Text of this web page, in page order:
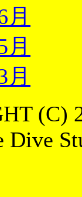
(C)
Dive